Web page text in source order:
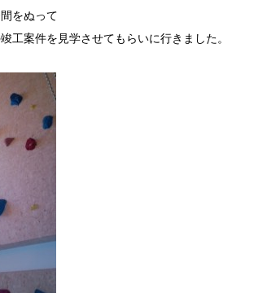
をぬって
工案件を見学させてもらいに行きました。